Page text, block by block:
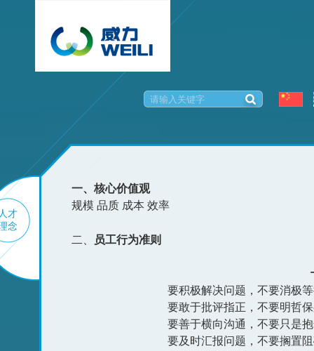
才
念
一、核心价值观
规模 品质 成本 效率
二、 员工行为准则
要积极解决问题，不要消极
要敢于批评指正，不要明哲
要善于横向沟通，不要只是
要及时汇报问题，不要搁置